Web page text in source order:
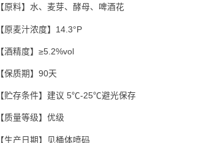
【原料】水、麦芽、酵母、啤酒花
【原麦汁浓度】14.3°P
【酒精度】≥5.2%vol
【保质期】90天
【贮存条件】建议 5℃-25℃避光保存
【质量等级】优级
【生产日期】见桶体喷码